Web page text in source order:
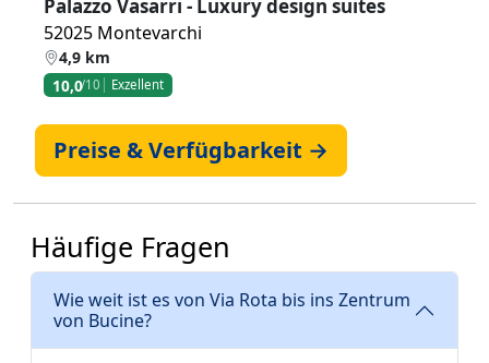
Palazzo Vasarri - Luxury design suites
52025 Montevarchi
4,9 km
10,0/10 Exzellent
Preise & Verfügbarkeit →
Häufige Fragen
Wie weit ist es von Via Rota bis ins Zentrum
von Bucine?